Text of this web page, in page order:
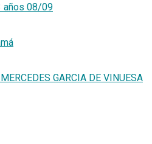
años 08/09
GARCIA DE VINUESA